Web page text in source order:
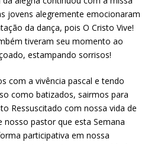
jovens alegremente emocionaram
da dança, pois O Cristo Vive!
tiveram seu momento ao
estampando sorrisos!
com a vivência pascal e tendo
como batizados, sairmos para
Ressuscitado com nossa vida de
nosso pastor que esta Semana
participativa em nossa